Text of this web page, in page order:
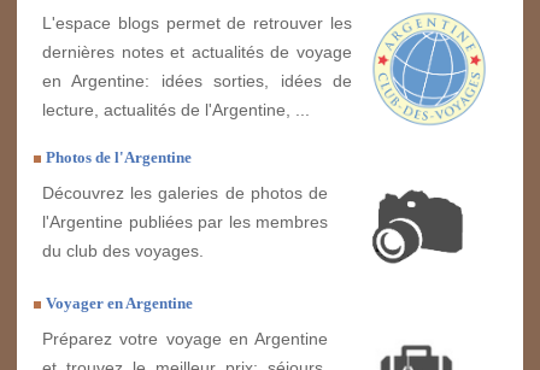
L'espace blogs permet de retrouver les
dernières notes et actualités de voyage
en Argentine: idées sorties, idées de
lecture, actualités de l'Argentine, ...
Photos de l'Argentine
Découvrez les galeries de photos de
l'Argentine publiées par les membres
du club des voyages.
Voyager en Argentine
Préparez votre voyage en Argentine